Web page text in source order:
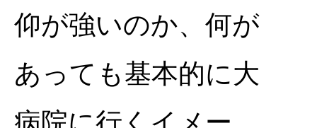
仰が強いのか、何が
あっても基本的に大